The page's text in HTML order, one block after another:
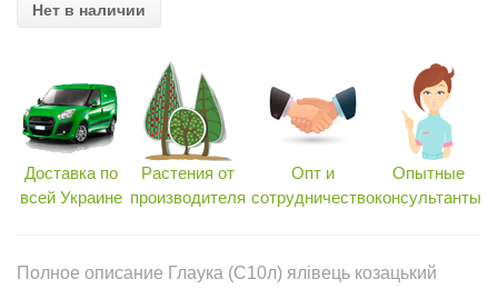
Нет в наличии
Доставка по
всей Украине
Растения от
производителя
Опт и
сотрудничество
Опытные
консультанты
Полное описание Глаука (С10л) ялівець козацький